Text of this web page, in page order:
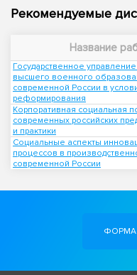
Рекомендуемые
Название
Государственное
высшего военного
современной России в
реформирования
Корпоративная социальная
современных российских
и практики
Социальные аспекты
процессов в
современной России
ФОРМА